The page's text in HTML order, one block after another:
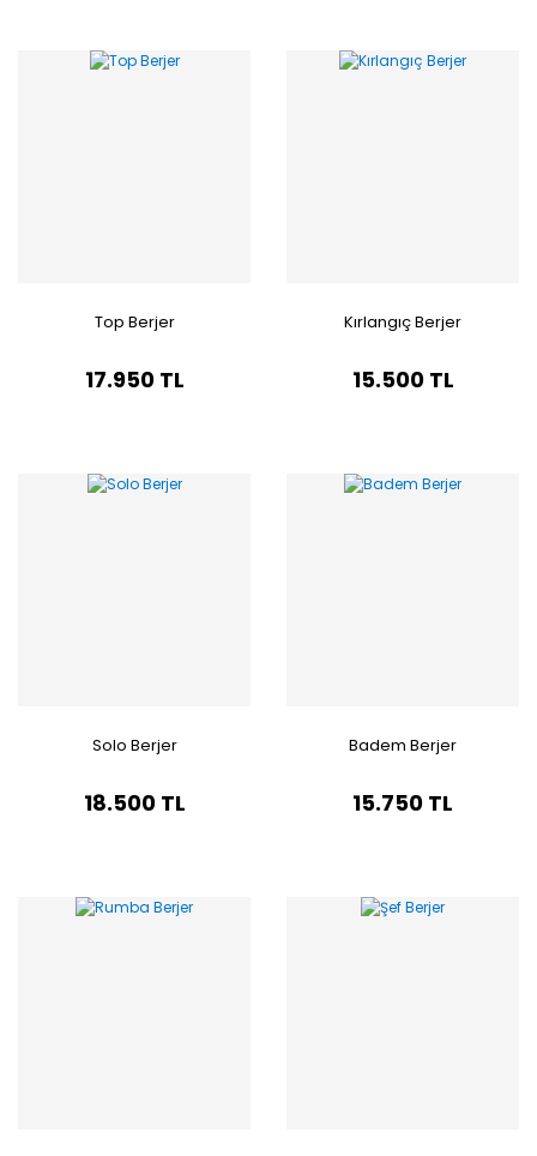
Top Berjer
17.950 TL
Kırlangıç Berjer
15.500 TL
Solo Berjer
18.500 TL
Badem Berjer
15.750 TL